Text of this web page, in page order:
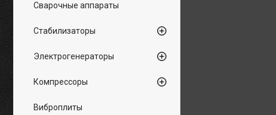
Сварочные аппараты
Стабилизаторы
Электрогенераторы
Компрессоры
Виброплиты